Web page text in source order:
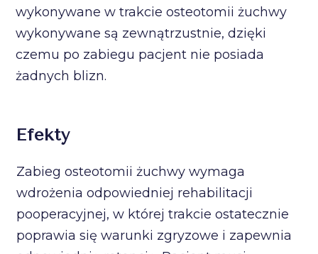
wykonywane w trakcie osteotomii żuchwy
wykonywane są zewnątrzustnie, dzięki
czemu po zabiegu pacjent nie posiada
żadnych blizn.
Efekty
Zabieg osteotomii żuchwy wymaga
wdrożenia odpowiedniej rehabilitacji
pooperacyjnej, w której trakcie ostatecznie
poprawia się warunki zgryzowe i zapewnia